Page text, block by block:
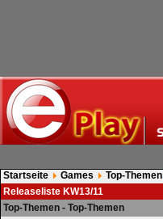
Startseite Games Top-Themen
Releaseliste KW13/11
Top-Themen - Top-Themen